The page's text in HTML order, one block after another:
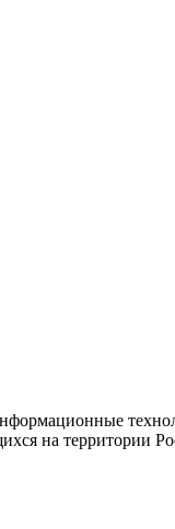
на территории